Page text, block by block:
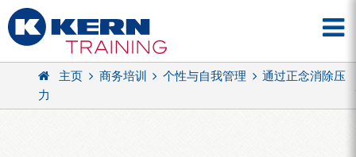
主页 商务培训 个性与自我管理
通过正念消除压
力